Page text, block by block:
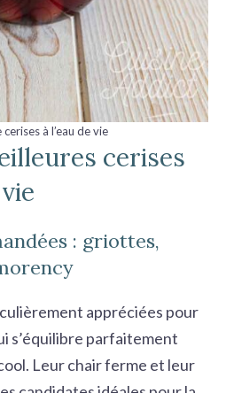
à l’eau de vie
cerises
: griottes,
appréciées pour
s’équilibre parfaitement
Leur chair ferme et leur